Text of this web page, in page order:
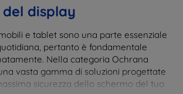
display
e tablet sono una parte essenziale
pertanto è fondamentale
Nella categoria Ochrana
vasta gamma di soluzioni progettate
sicurezza dello schermo del tuo